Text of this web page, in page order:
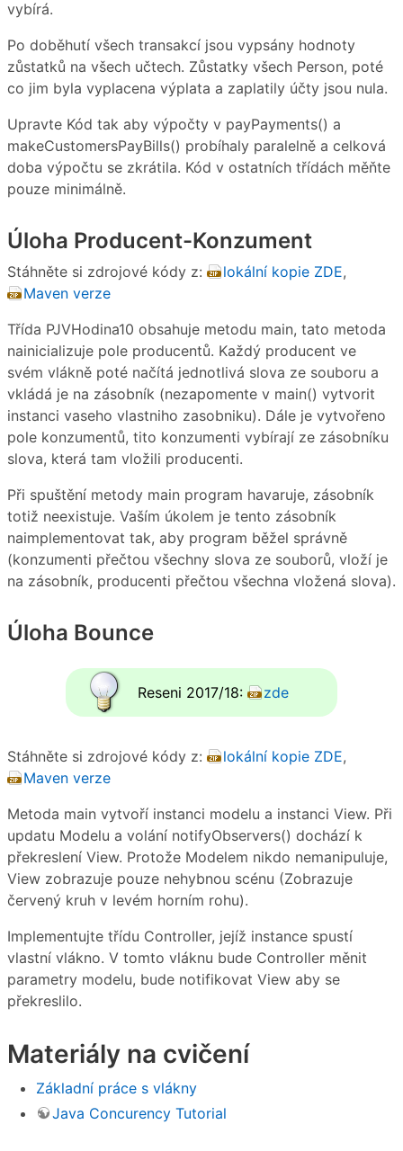
vybírá.
Po doběhutí všech transakcí jsou vypsány hodnoty
zůstatků na všech učtech. Zůstatky všech Person, poté
co jim byla vyplacena výplata a zaplatily účty jsou nula.
Upravte Kód tak aby výpočty v payPayments() a
makeCustomersPayBills() probíhaly paralelně a celková
doba výpočtu se zkrátila. Kód v ostatních třídách měňte
pouze minimálně.
Úloha Producent-Konzument
Stáhněte si zdrojové kódy z: lokální kopie ZDE,
Maven verze
Třída PJVHodina10 obsahuje metodu main, tato metoda
nainicializuje pole producentů. Každý producent ve
svém vlákně poté načítá jednotlivá slova ze souboru a
vkládá je na zásobník (nezapomente v main() vytvorit
instanci vaseho vlastniho zasobniku). Dále je vytvořeno
pole konzumentů, tito konzumenti vybírají ze zásobníku
slova, která tam vložili producenti.
Při spuštění metody main program havaruje, zásobník
totiž neexistuje. Vaším úkolem je tento zásobník
naimplementovat tak, aby program běžel správně
(konzumenti přečtou všechny slova ze souborů, vloží je
na zásobník, producenti přečtou všechna vložená slova).
Úloha Bounce
Reseni 2017/18: zde
Stáhněte si zdrojové kódy z: lokální kopie ZDE,
Maven verze
Metoda main vytvoří instanci modelu a instanci View. Při
updatu Modelu a volání notifyObservers() dochází k
překreslení View. Protože Modelem nikdo nemanipuluje,
View zobrazuje pouze nehybnou scénu (Zobrazuje
červený kruh v levém horním rohu).
Implementujte třídu Controller, jejíž instance spustí
vlastní vlákno. V tomto vláknu bude Controller měnit
parametry modelu, bude notifikovat View aby se
překreslilo.
Materiály na cvičení
Základní práce s vlákny
Java Concurency Tutorial